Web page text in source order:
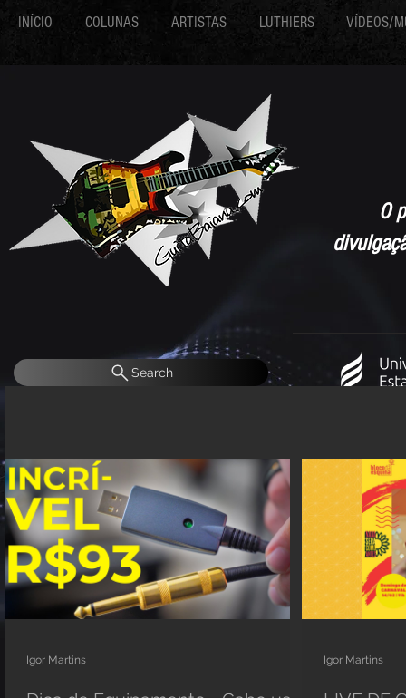
INÍCIO COLUNAS ARTISTAS LUTHIERS VÍDEOS/
O
Search
Igor Martins Igor Martins